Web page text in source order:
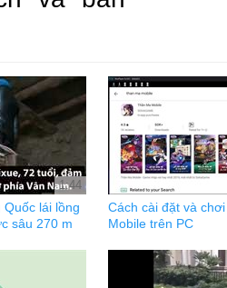
1:44
lái lồng
sâu 270 m
Cách cài đặt và
Mobile trên PC